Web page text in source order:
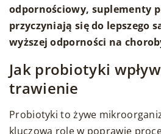
odpornościowy, suplementy
przyczyniają się do lepszego
wyższej odporności na
Jak probiotyki
trawienie
Probiotyki to żywe
kluczową rolę w poprawie